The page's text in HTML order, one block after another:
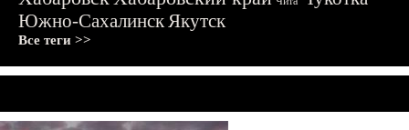
Южно-СахалинскЯкутск
Все теги >>